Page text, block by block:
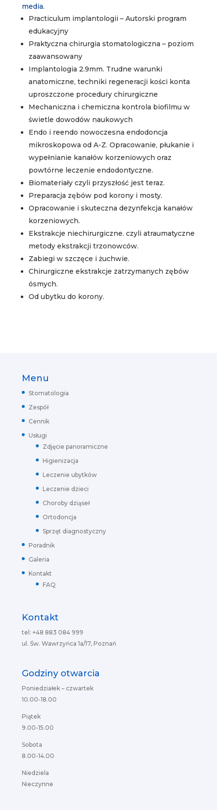
media.
Practiculum implantologii – Autorski program
edukacyjny
Praktyczna chirurgia stomatologiczna – poziom
zaawansowany
Implantologia 2.9mm. Trudne warunki
anatomiczne, techniki regeneracji kości konta
uproszczone procedury chirurgiczne
Mechaniczna i chemiczna kontrola biofilmu w
świetle dowodów naukowych
Endo i reendo nowoczesna endodoncja
mikroskopowa od A-Z. Opracowanie, płukanie i
wypełnianie kanałów korzeniowych oraz
powtórne leczenie endodontyczne.
Biomateriały czyli przyszłość jest teraz.
Preparacja zębów pod korony i mosty.
Opracowanie i skuteczna dezynfekcja kanałów
korzeniowych.
Ekstrakcje niechirurgiczne. czyli atraumatyczne
metody ekstrakcji trzonowców.
Zabiegi w szczęce i żuchwie.
Chirurgiczne ekstrakcje zatrzymanych zębów
ósmych.
Od ubytku do korony.
Menu
Stomatologia
Zespół
Cennik
Usługi
Zdjęcie panoramiczne
Higienizacja
Leczenie ubytków
Leczenie dzieci
Choroby dziąseł
Ortodoncja
Sprzęt diagnostyczny
Poradnik
Galeria
Kontakt
FAQ
Kontakt
tel: +48 883 084 999
ul. Św. Wawrzyńca 1a/17, Poznań
Godziny otwarcia
Poniedziałek – czwartek
10.00-18.00
Piątek
9.00-15.00
Sobota
8.00-14.00
Niedziela
Nieczynne